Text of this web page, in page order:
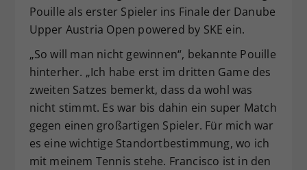
Pouille als erster Spieler ins Finale der Danube
Upper Austria Open powered by SKE ein.
„So will man nicht gewinnen“, bekannte Pouille
hinterher. „Ich habe erst im dritten Game des
zweiten Satzes bemerkt, dass da wohl was
nicht stimmt. Es war bis dahin ein super Match
gegen einen großartigen Spieler. Für mich war
es eine wichtige Standortbestimmung, wo ich
mit meinem Tennis stehe. Francisco ist in den